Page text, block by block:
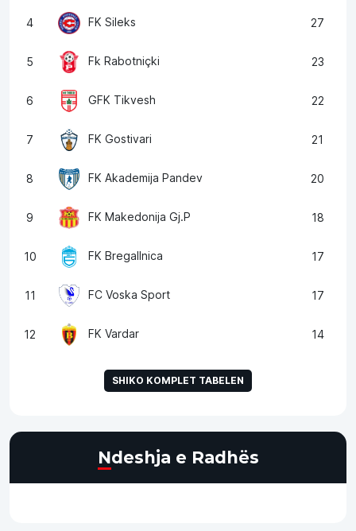
4 FK Sileks 27
5 Fk Rabotniçki 23
6 GFK Tikvesh 22
7 FK Gostivari 21
8 FK Akademija Pandev 20
9 FK Makedonija Gj.P 18
10 FK Bregallnica 17
11 FC Voska Sport 17
12 FK Vardar 14
SHIKO KOMPLET TABELEN
Ndeshja e Radhës